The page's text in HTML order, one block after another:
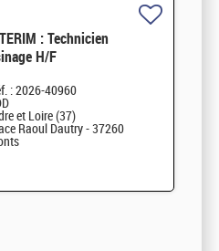
: Technicien
H/F
: 2026-40960
et Loire (37)
Raoul Dautry - 37260